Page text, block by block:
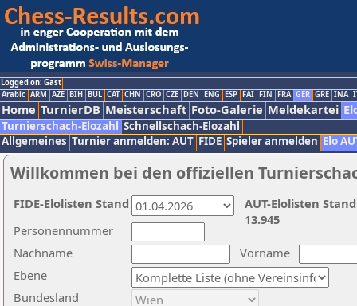
Logged on: Gast
Arabic ARM AZE BIH BUL CAT CHN CRO CZE DEN ENG ESP FAI FIN FRA GER GRE INA
Home TurnierDB Meisterschaft Foto-Galerie Meldekartei
Turnierschach-Elozahl Schnellschach-Elozahl
Allgemeines Turnier anmelden: AUT FIDE Spieler anmelden Elo
Willkommen bei den offiziellen
Nachname
Vorname
Ebene
Personennummer
Bundesland
AUT-Elolisten
13.945
FIDE-Elolisten Stand